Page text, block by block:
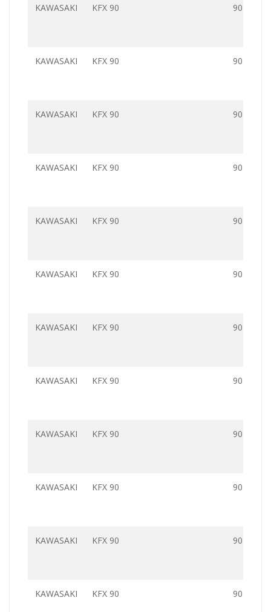
KAWASAKI KFX 90 90.0
KAWASAKI KFX 90 90.0
KAWASAKI KFX 90 90.0
KAWASAKI KFX 90 90.0
KAWASAKI KFX 90 90.0
KAWASAKI KFX 90 90.0
KAWASAKI KFX 90 90.0
KAWASAKI KFX 90 90.0
KAWASAKI KFX 90 90.0
KAWASAKI KFX 90 90.0
KAWASAKI KFX 90 90.0
KAWASAKI KFX 90 90.0